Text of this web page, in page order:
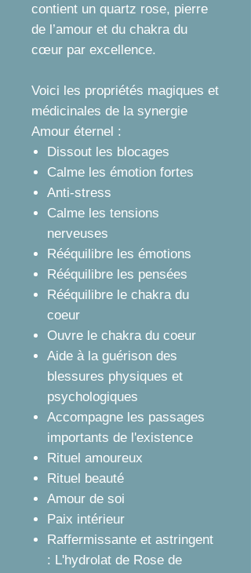
contient un quartz rose, pierre
de l’amour et du chakra du
cœur par excellence.
Voici les propriétés magiques et
médicinales de la synergie
Amour éternel :
Dissout les blocages
Calme les émotion fortes
Anti-stress
Calme les tensions
nerveuses
Rééquilibre les émotions
Rééquilibre les pensées
Rééquilibre le chakra du
coeur
Ouvre le chakra du coeur
Aide à la guérison des
blessures physiques et
psychologiques
Accompagne les passages
importants de l'existence
Rituel amoureux
Rituel beauté
Amour de soi
Paix intérieur
Raffermissante et astringent
: L'hydrolat de Rose de